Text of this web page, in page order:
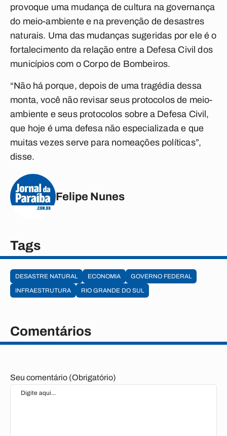
provoque uma mudança de cultura na governança
do meio-ambiente e na prevenção de desastres
naturais. Uma das mudanças sugeridas por ele é o
fortalecimento da relação entre a Defesa Civil dos
municípios com o Corpo de Bombeiros.
“Não há porque, depois de uma tragédia dessa
monta, você não revisar seus protocolos de meio-
ambiente e seus protocolos sobre a Defesa Civil,
que hoje é uma defesa não especializada e que
muitas vezes serve para nomeações políticas”,
disse.
Felipe Nunes
Tags
DESASTRE NATURAL ECONOMIA
GOVERNO FEDERAL
INFRAESTRUTURA
RIO GRANDE DO SUL
Comentários
Seu comentário (Obrigatório)